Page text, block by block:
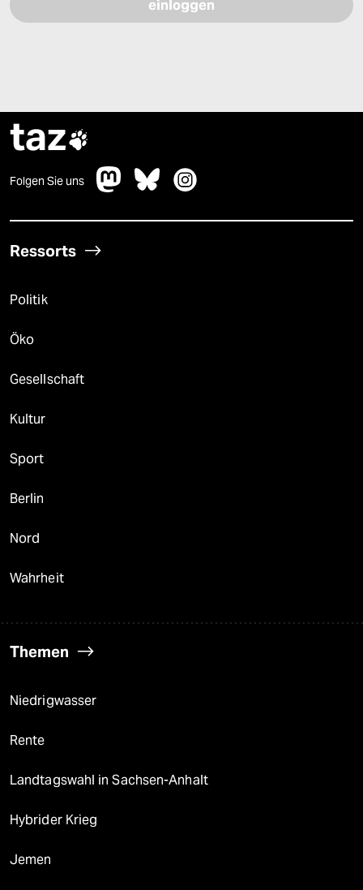
taz
Folgen Sie uns
Ressorts
Politik
Öko
Gesellschaft
Kultur
Sport
Berlin
Nord
Wahrheit
Themen
Niedrigwasser
Rente
Landtagswahl in Sachsen-Anhalt
Hybrider Krieg
Jemen